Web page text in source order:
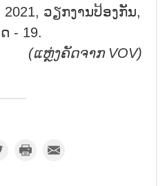
ວຽກງານປ້ອງກັນ,
- 19.
(ແຫຼ່ງຄັດຈາກ VOV)